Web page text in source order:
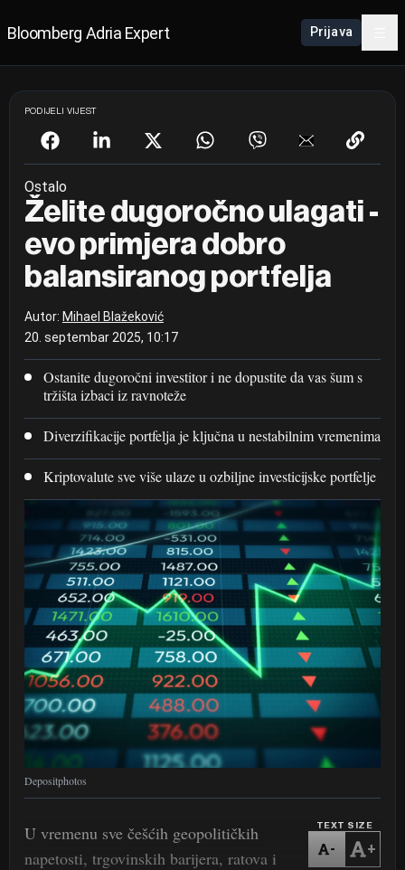
Bloomberg Adria Expert Prijava
PODIJELI VIJEST
Ostalo
Želite dugoročno ulagati -
evo primjera dobro
balansiranog portfelja
Autor: Mihael Blažeković
20. septembar 2025, 10:17
Ostanite dugoročni investitor i ne dopustite da vas šum s
tržišta izbaci iz ravnoteže
Diverzifikacije portfelja je ključna u nestabilnim vremenima
Kriptovalute sve više ulaze u ozbiljne investicijske portfelje
Depositphotos
TEXT SIZE
- +
U vremenu sve češćih geopolitičkih
napetosti, trgovinskih barijera, ratova i